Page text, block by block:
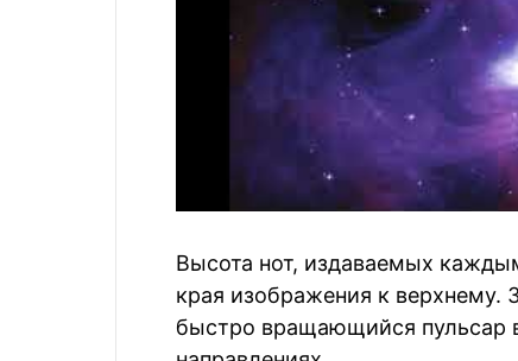
Высота нот, издаваемых
края изображения к верхнему.
быстро вращающийся пульсар